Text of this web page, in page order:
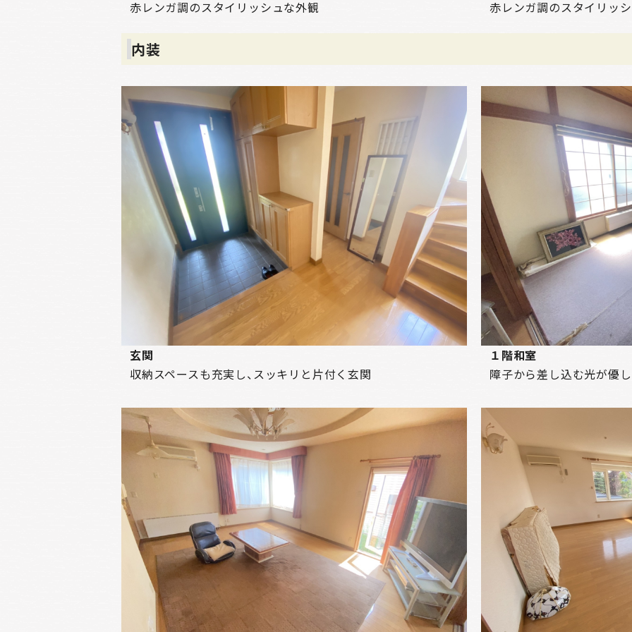
赤レンガ調のスタイリッシュな外観 赤レンガ調のスタイリッ
内装
玄関
収納スペースも充実し、スッキリと片付く玄関
１階和室
障子から差し込む光が優